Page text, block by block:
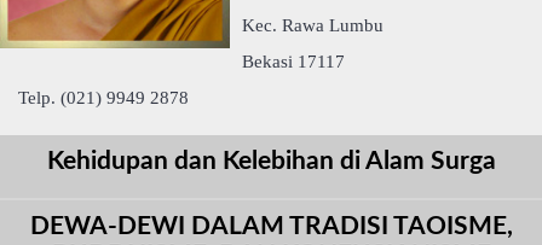
Kec. Rawa Lumbu
Bekasi 17117
Telp. (021) 9949 2878
Kehidupan dan Kelebihan di Alam Surga
DEWA-DEWI DALAM TRADISI TAOISME,